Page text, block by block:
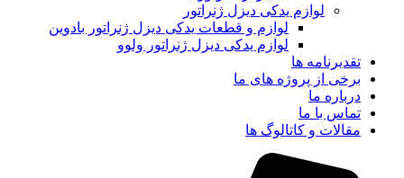
لوازم یدکی دیزل ژنراتور
لوازم و قطعات یدکی دیزل ژنراتور بادوین
لوازم یدکی دیزل ژنراتور ولوو
تقدیرنامه ها
برخی از پروژه های ما
درباره ما
تماس با ما
مقالات و کاتالوگ ها